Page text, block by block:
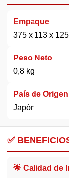
Empaque
375 x 113 x
Peso Neto
0,8 kg
País de Origen
Japón
✅
🌟 Calidad de